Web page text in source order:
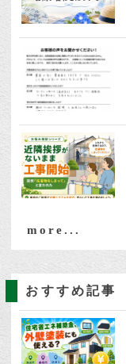
more...
おすすめ記事